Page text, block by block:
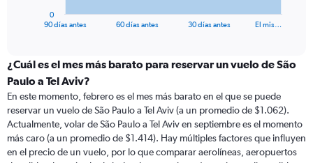
categories.
Range:
categories.
The
chart
has
1
90 días antes 60 días antes 30 días antes El mis…
0
¿Cuál es el mes más barato para reservar un vuelo de São
Paulo a Tel Aviv?
En este momento, febrero es el mes más barato en el que se puede
reservar un vuelo de São Paulo a Tel Aviv (a un promedio de $1.062).
Actualmente, volar de São Paulo a Tel Aviv en septiembre es el momento
más caro (a un promedio de $1.414). Hay múltiples factores que influyen
en el precio de un vuelo, por lo que comparar aerolíneas, aeropuertos